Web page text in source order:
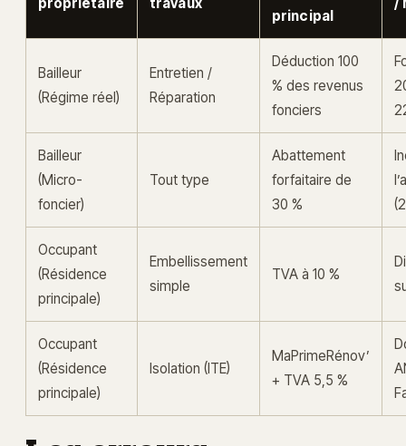
propriétaire
travaux
principal
/
Bailleur
(Régime réel)
Entretien /
Réparation
Déduction 100
% des revenus
fonciers
Bailleur
(Micro-
foncier)
Tout type
Abattement
forfaitaire de
30 %
Occupant
(Résidence
principale)
Embellissement
simple
TVA à 10 %
Occupant
(Résidence
principale)
Isolation (ITE)
MaPrimeRénov’
+ TVA 5,5 %